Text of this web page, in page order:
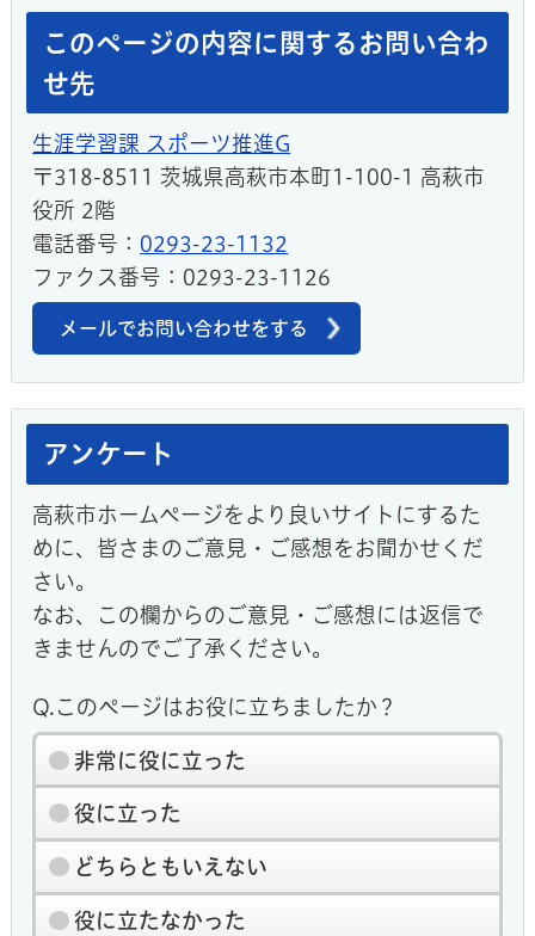
このページの内容に関するお問い合わ
せ先
生涯学習課 スポーツ推進G
〒318-8511 茨城県高萩市本町1-100-1 高萩市
役所 2階
電話番号： 0293-23-1132
ファクス番号：0293-23-1126
メールでお問い合わせをする
アンケート
高萩市ホームページをより良いサイトにするた
めに、皆さまのご意見・ご感想をお聞かせくだ
さい。
なお、この欄からのご意見・ご感想には返信で
きませんのでご了承ください。
Q.このページはお役に立ちましたか？
非常に役に立った
役に立った
どちらともいえない
役に立たなかった